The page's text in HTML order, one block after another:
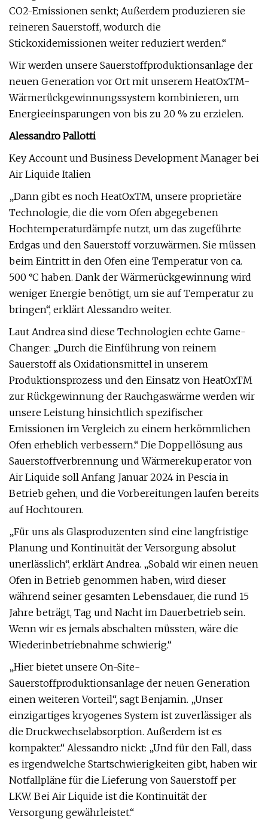
CO2-Emissionen senkt; Außerdem produzieren sie
reineren Sauerstoff, wodurch die
Stickoxidemissionen weiter reduziert werden.“
Wir werden unsere Sauerstoffproduktionsanlage der
neuen Generation vor Ort mit unserem HeatOxTM-
Wärmerückgewinnungssystem kombinieren, um
Energieeinsparungen von bis zu 20 % zu erzielen.
Alessandro Pallotti
Key Account und Business Development Manager bei
Air Liquide Italien
„Dann gibt es noch HeatOxTM, unsere proprietäre
Technologie, die die vom Ofen abgegebenen
Hochtemperaturdämpfe nutzt, um das zugeführte
Erdgas und den Sauerstoff vorzuwärmen. Sie müssen
beim Eintritt in den Ofen eine Temperatur von ca.
500 °C haben. Dank der Wärmerückgewinnung wird
weniger Energie benötigt, um sie auf Temperatur zu
bringen“, erklärt Alessandro weiter.
Laut Andrea sind diese Technologien echte Game-
Changer: „Durch die Einführung von reinem
Sauerstoff als Oxidationsmittel in unserem
Produktionsprozess und den Einsatz von HeatOxTM
zur Rückgewinnung der Rauchgaswärme werden wir
unsere Leistung hinsichtlich spezifischer
Emissionen im Vergleich zu einem herkömmlichen
Ofen erheblich verbessern.“ Die Doppellösung aus
Sauerstoffverbrennung und Wärmerekuperator von
Air Liquide soll Anfang Januar 2024 in Pescia in
Betrieb gehen, und die Vorbereitungen laufen bereits
auf Hochtouren.
„Für uns als Glasproduzenten sind eine langfristige
Planung und Kontinuität der Versorgung absolut
unerlässlich“, erklärt Andrea. „Sobald wir einen neuen
Ofen in Betrieb genommen haben, wird dieser
während seiner gesamten Lebensdauer, die rund 15
Jahre beträgt, Tag und Nacht im Dauerbetrieb sein.
Wenn wir es jemals abschalten müssten, wäre die
Wiederinbetriebnahme schwierig.“
„Hier bietet unsere On-Site-
Sauerstoffproduktionsanlage der neuen Generation
einen weiteren Vorteil“, sagt Benjamin. „Unser
einzigartiges kryogenes System ist zuverlässiger als
die Druckwechselabsorption. Außerdem ist es
kompakter.“ Alessandro nickt: „Und für den Fall, dass
es irgendwelche Startschwierigkeiten gibt, haben wir
Notfallpläne für die Lieferung von Sauerstoff per
LKW. Bei Air Liquide ist die Kontinuität der
Versorgung gewährleistet.“